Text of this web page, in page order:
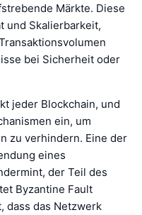
Märkte. Diese
und Skalierbarkeit,
bei Sicherheit oder
jeder Blockchain, und
ein, um
zu verhindern. Eine der
eines
der Teil des
Byzantine Fault
dass das Netzwerk